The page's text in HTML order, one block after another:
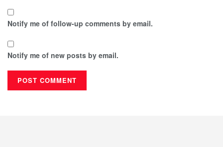
Notify me of follow-up comments by email.
Notify me of new posts by email.